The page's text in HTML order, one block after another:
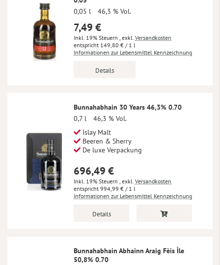
0,05 l
46,3 % Vol.
7,49 €
Inkl. 19% Steuern , exkl. Versandkosten
149,80 € / 1 l
Informationen zur Lebensmittel Kennzeichnung
Details
Bunnahabhain 30 Years 46,3% 0.70
0,7 l
46,3 % Vol.
Islay Malt
Beeren & Sherry
De luxe Verpackung
696,49 €
Inkl. 19% Steuern , exkl. Versandkosten
994,99 € / 1 l
Informationen zur Lebensmittel Kennzeichnung
Details
Bunnahabhain Abhainn Araig Fèis Ìle
50,8% 0.70